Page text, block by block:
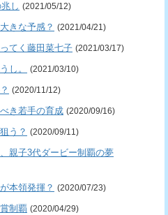
し (2021/05/12)
きな予感？ (2021/04/21)
てく藤田菜七子 (2021/03/17)
し。 (2021/03/10)
(2020/11/12)
き若手の育成 (2020/09/16)
う？ (2020/09/11)
親子3代ダービー制覇の夢
本領発揮？ (2020/07/23)
制覇 (2020/04/29)